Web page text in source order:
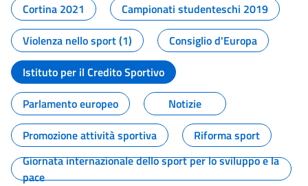
Cortina 2021
Campionati studenteschi 2019
Violenza nello sport (1)
Consiglio d'Europa
Istituto per il Credito Sportivo
Parlamento europeo
Notizie
Promozione attività sportiva
Riforma sport
Giornata internazionale dello sport per lo sviluppo e la
pace